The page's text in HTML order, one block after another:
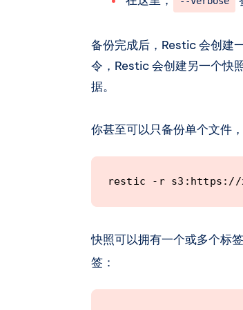
备份完成后，Restic 会创建
令，Restic 会创建另一个快
据。
你甚至可以只备份单个文件，
restic -r s3:https://
快照可以拥有一个或多个标
签：